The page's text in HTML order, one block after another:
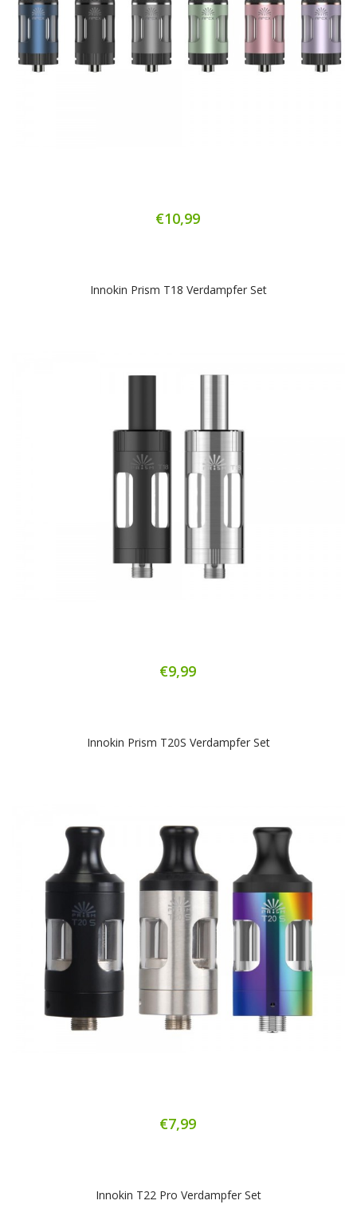
€10,99
Innokin Prism T18 Verdampfer Set
€9,99
Innokin Prism T20S Verdampfer Set
€7,99
Innokin T22 Pro Verdampfer Set